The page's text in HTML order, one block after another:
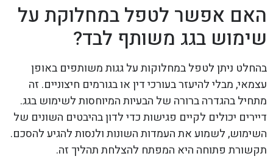
האם אפשר לטפל במחלוקת על
שימוש בגג משותף לבד?
בהחלט ניתן לטפל במחלוקות על גגות משותפים באופן
עצמאי, מבלי להיעזר בעורכי דין או בגורמים חיצוניים. זה
מתחיל בהגדרה ברורה של הבעיות המיוחסות לשימוש בגג.
דיירים יכולים לקיים פגישות כדי לדון בהיבטים השונים של
השימוש, לשמוע את העמדות השונות ולנסות להגיע להסכם.
תקשורת פתוחה היא המפתח להצלחת תהליך זה.